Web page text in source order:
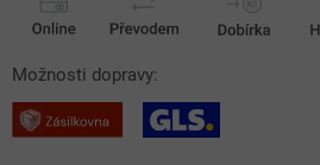
Možnosti dopravy: